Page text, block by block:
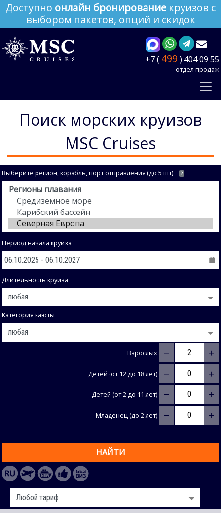
Доступно онлайн бронирование круизов с
выбором пакетов, опций и скидок
+7 ( 499 ) 404 09 55
отдел продаж
Поиск морских круизов
MSC Cruises
Выберите регион, корабль, порт отправления (до 5 шт) ?
Период начала круиза
Длительность круиза
Категория каюты
Взрослых − +
Детей (от 12 до 18 лет) − +
Детей (от 2 до 11 лет) − +
Младенец (до 2 лет) − +
НАЙТИ